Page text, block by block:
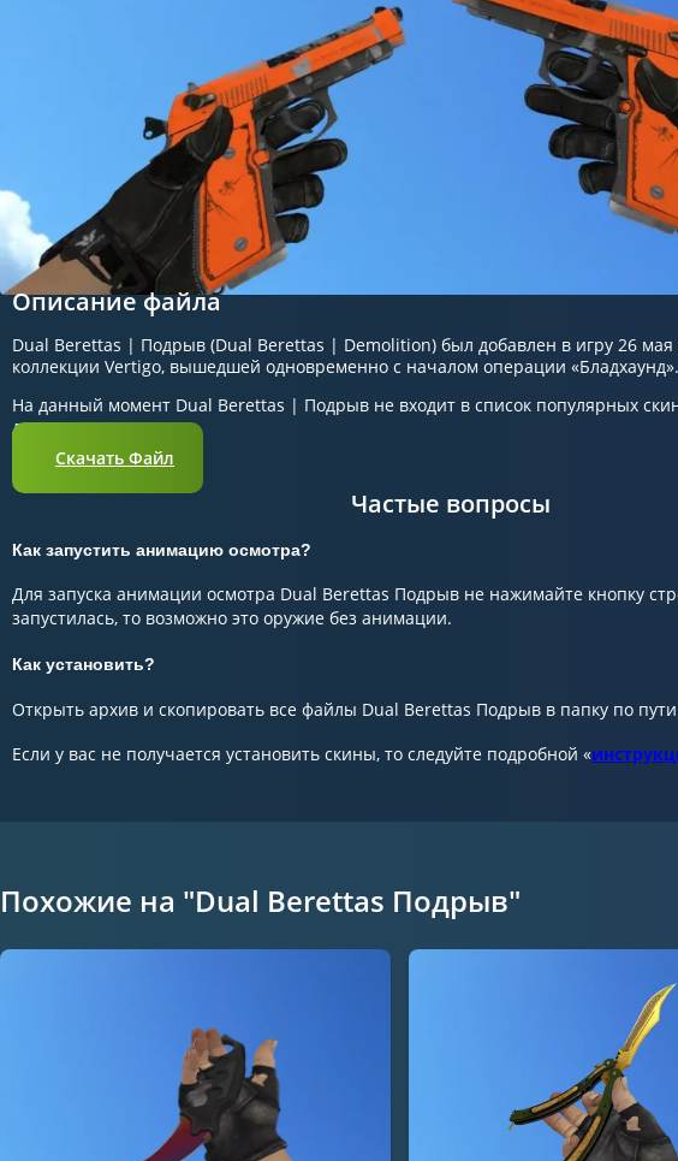
Описание файла
Dual Berettas | Подрыв (Dual Berettas | Demolition) был добавлен в игру 26 мая
коллекции Vertigo, вышедшей одновременно с началом операции «Бладхаунд».
На данный момент Dual Berettas | Подрыв не входит в список популярных
довольно редко.
Скачать Файл
Частые вопросы
Как запустить анимацию осмотра?
Для запуска анимации осмотра Dual Berettas Подрыв не нажимайте кнопку
запустилась, то возможно это оружие без анимации.
Как установить?
Открыть архив и скопировать все файлы Dual Berettas Подрыв в папку по
Если у вас не получается установить скины, то следуйте подробной «
Похожие на "Dual Berettas Подрыв"